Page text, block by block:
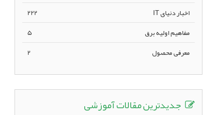
اخبار دنیای IT
222
مفاهیم اولیه برق
5
معرفی محصول
2
جدیدترین مقالات آموزشی